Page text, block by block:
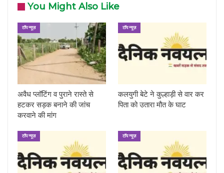
You Might Also Like
टॉप न्यूज़
अवैध प्लॉटिंग व पुराने रास्ते से
हटकर सड़क बनाने की जांच
करवाने की मांग
टॉप न्यूज़
कलयुगी बेटे ने कुल्हाड़ी से वार कर
पिता को उतारा मौत के घाट
टॉप न्यूज़ टॉप न्यूज़